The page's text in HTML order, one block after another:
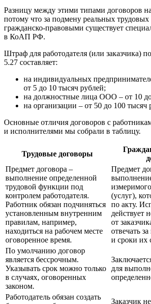
Разницу между этими типами договоров
потому что за подмену реальных
гражданско-правовыми существует
в КоАП РФ.
Штраф для работодателя (или заказчика) по
5.27 составляет:
на индивидуальных
от 5 до 10 тысяч рублей;
на должностные лица ООО – от 10
на организации – от 50 до 100 тысяч
Основные отличия договоров с
и исполнителями мы собрали в таблицу.
Трудовые договоры
Предмет договора –
выполнение определенной
трудовой функции под
контролем работодателя.
Работник обязан подчиняться
установленным внутренним
правилам, например,
находиться на рабочем месте
оговоренное время.
Предмет
(услуг),
по акту.
действует
от
отвечать
и сроки их
По умолчанию договор
является бессрочным.
Указывать срок можно только
в случаях, оговоренных
законом.
для
Работодатель обязан создать
Заказчик